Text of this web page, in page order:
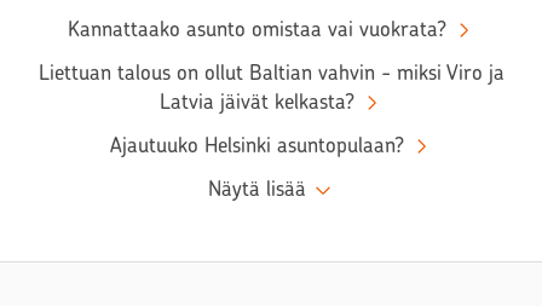
Kannattaako asunto omistaa vai vuokrata?
Liettuan talous on ollut Baltian vahvin - miksi Viro ja
Latvia jäivät kelkasta?
Ajautuuko Helsinki asuntopulaan?
Näytä lisää